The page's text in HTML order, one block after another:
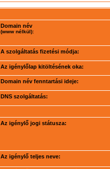
Domain név
(www nélkül):
A szolgáltatás fizetési módja:
Az igénylőlap kitöltésének oka:
Domain név fenntartási ideje:
DNS szolgáltatás:
Az igénylő jogi státusza:
Az igénylő teljes neve: